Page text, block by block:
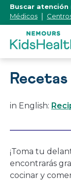
[Skip
Content]
Buscar atención
Médicos
in English:
¡Toma tu
encontrarás
cocinar y